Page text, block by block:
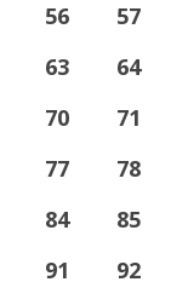
56
57
63
64
70
71
77
78
84
85
91
92